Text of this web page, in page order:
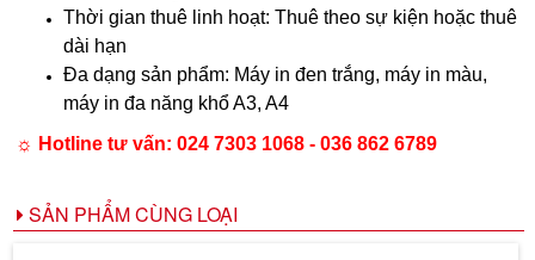
Thời gian thuê linh hoạt: Thuê theo sự kiện hoặc thuê
dài hạn
Đa dạng sản phẩm: Máy in đen trắng, máy in màu,
máy in đa năng khổ A3, A4
☼ Hotline tư vấn: 024 7303 1068 - 036 862 6789
SẢN PHẨM CÙNG LOẠI